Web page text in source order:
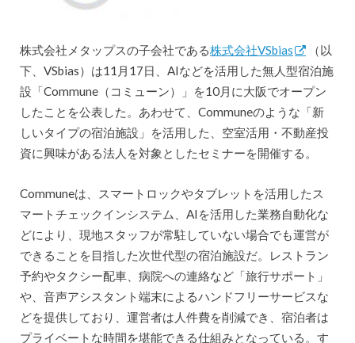
株式会社メタップスの子会社である株式会社VSbias
（以
下、VSbias）は11月17日、AIなどを活用した無人型宿泊施
設「Commune（コミューン）」を10月に大阪でオープン
したことを公表した。あわせて、Communeのような「新
しいタイプの宿泊施設」を活用した、空室活用・不動産投
資に興味がある法人を対象としたセミナーを開催する。
Communeは、スマートロックやタブレットを活用したス
マートチェックインシステム、AIを活用した業務自動化な
どにより、現地スタッフが常駐していない場合でも運営が
できることを目指した次世代型の宿泊施設だ。レストラン
予約やタクシー配車、病院への連絡など「旅行サポート」
や、音声アシスタント端末によるハンドフリーサービスな
どを提供しており、運営者は人件費を削減でき、宿泊者は
プライベートな時間を堪能できる仕組みとなっている。す